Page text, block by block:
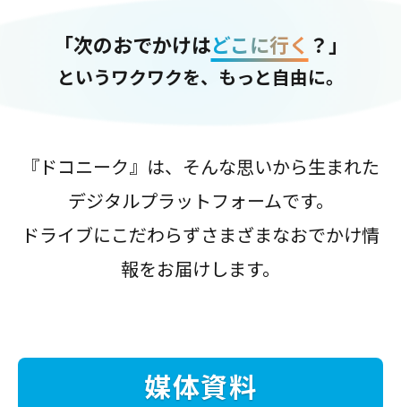
「次のおでかけはどこに行く ？」
というワクワクを、もっと自由に。
『ドコニーク』は、そんな思いから生まれた
デジタルプラットフォームです。
ドライブにこだわらずさまざまなおでかけ情
報をお届けします。
媒体資料